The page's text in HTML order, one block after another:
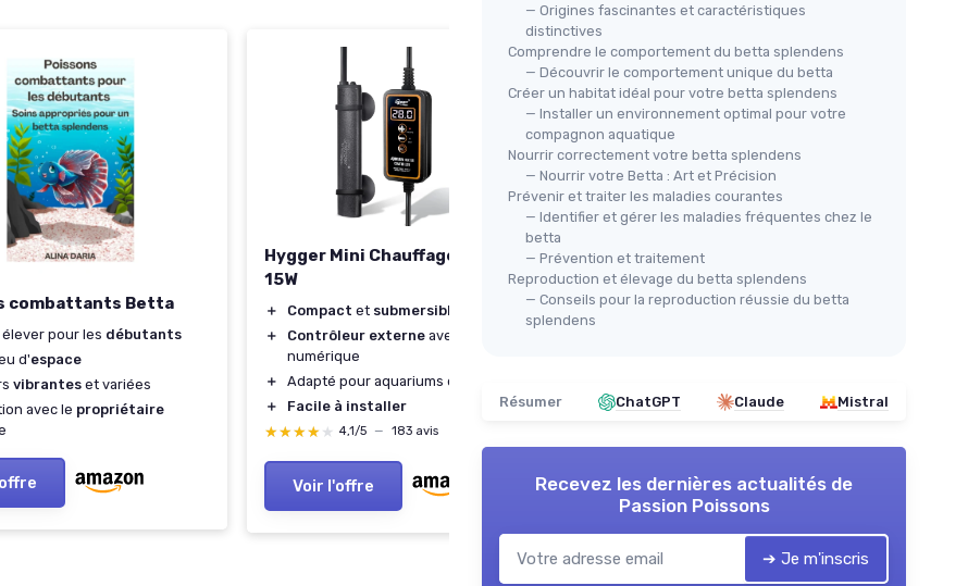
combattants Betta
élever pour les débutants
d'espace
vibrantes et variées
avec le propriétaire
Hygger Mini Chauffage Aquarium
15W
＋ Compact et submersible
＋
Contrôleur externe avec affichage
numérique
＋
Adapté pour aquariums de
＋
Facile à installer
★★★★★
★★★★★ 4,1/5 — 183 avis
Voir l'offre
Kit Aquarium Penn-Plax Twin
Betta
Design attrayant
arc
＋ Taille compacte adaptée à des
★★★★★
★★★★★ 503 avis
Voir l'offre
— Origines fascinantes et caractéristiques
distinctives
Comprendre le comportement du betta splendens
— Découvrir le comportement unique du betta
Créer un habitat idéal pour votre betta splendens
— Installer un environnement optimal pour votre
compagnon aquatique
Nourrir correctement votre betta splendens
— Nourrir votre Betta : Art et Précision
Prévenir et traiter les maladies courantes
— Identifier et gérer les maladies fréquentes chez le
betta
— Prévention et traitement
Reproduction et élevage du betta splendens
— Conseils pour la reproduction réussie du betta
splendens
Résumer ChatGPT Claude Mistral
Recevez les dernières actualités de
Passion Poissons
➔ Je m'inscris